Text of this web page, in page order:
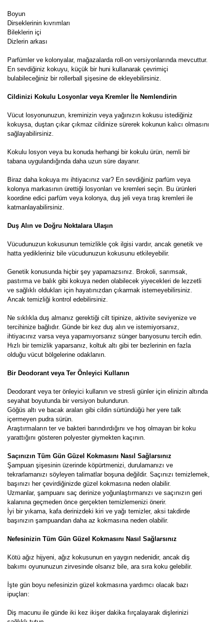
Boyun
Dirseklerinin kıvrımları
Bileklerin içi
Dizlerin arkası
Parfümler ve kolonyalar, mağazalarda roll-on versiyonlarında mevcuttur.
En sevdiğiniz kokuyu, küçük bir huni kullanarak çevrimiçi
bulabileceğiniz bir rollerball şişesine de ekleyebilirsiniz.
Cildinizi Kokulu Losyonlar veya Kremler İle Nemlendirin
Vücut losyonunuzun, kreminizin veya yağınızın kokusu istediğiniz
kokuysa, duştan çıkar çıkmaz cildinize sürerek kokunun kalıcı olmasını
sağlayabilirsiniz.
Kokulu losyon veya bu konuda herhangi bir kokulu ürün, nemli bir
tabana uygulandığında daha uzun süre dayanır.
Biraz daha kokuya mı ihtiyacınız var? En sevdiğiniz parfüm veya
kolonya markasının ürettiği losyonları ve kremleri seçin. Bu ürünleri
koordine edici parfüm veya kolonya, duş jeli veya tıraş kremleri ile
katmanlayabilirsiniz.
Duş Alın ve Doğru Noktalara Ulaşın
Vücudunuzun kokusunun temizlikle çok ilgisi vardır, ancak genetik ve
hatta yedikleriniz bile vücudunuzun kokusunu etkileyebilir.
Genetik konusunda hiçbir şey yapamazsınız. Brokoli, sarımsak,
pastırma ve balık gibi kokuya neden olabilecek yiyecekleri de lezzetli
ve sağlıklı oldukları için hayatınızdan çıkarmak istemeyebilirsiniz.
Ancak temizliği kontrol edebilirsiniz.
Ne sıklıkla duş almanız gerektiği cilt tipinize, aktivite seviyenize ve
tercihinize bağlıdır. Günde bir kez duş alın ve istemiyorsanız,
ihtiyacınız varsa veya yapamıyorsanız sünger banyosunu tercih edin.
Hızlı bir temizlik yaparsanız, koltuk altı gibi ter bezlerinin en fazla
olduğu vücut bölgelerine odaklanın.
Bir Deodorant veya Ter Önleyici Kullanın
Deodorant veya ter önleyici kullanın ve stresli günler için elinizin altında
seyahat boyutunda bir versiyon bulundurun.
Göğüs altı ve bacak araları gibi cildin sürtündüğü her yere talk
içermeyen pudra sürün.
Araştırmaların ter ve bakteri barındırdığını ve hoş olmayan bir koku
yarattığını gösteren polyester giymekten kaçının.
Saçınızın Tüm Gün Güzel Kokmasını Nasıl Sağlarsınız
Şampuan şişesinin üzerinde köpürtmenizi, durulamanızı ve
tekrarlamanızı söyleyen talimatlar boşuna değildir. Saçınızı temizlemek,
başınızı her çevirdiğinizde güzel kokmasına neden olabilir.
Uzmanlar, şampuanı saç derinize yoğunlaştırmanızı ve saçınızın geri
kalanına geçmeden önce gerçekten temizlemenizi önerir.
İyi bir yıkama, kafa derinizdeki kiri ve yağı temizler, aksi takdirde
başınızın şampuandan daha az kokmasına neden olabilir.
Nefesinizin Tüm Gün Güzel Kokmasını Nasıl Sağlarsınız
Kötü ağız hijyeni, ağız kokusunun en yaygın nedenidir, ancak diş
bakımı oyununuzun zirvesinde olsanız bile, ara sıra koku gelebilir.
İşte gün boyu nefesinizin güzel kokmasına yardımcı olacak bazı
ipuçları:
Diş macunu ile günde iki kez ikişer dakika fırçalayarak dişlerinizi